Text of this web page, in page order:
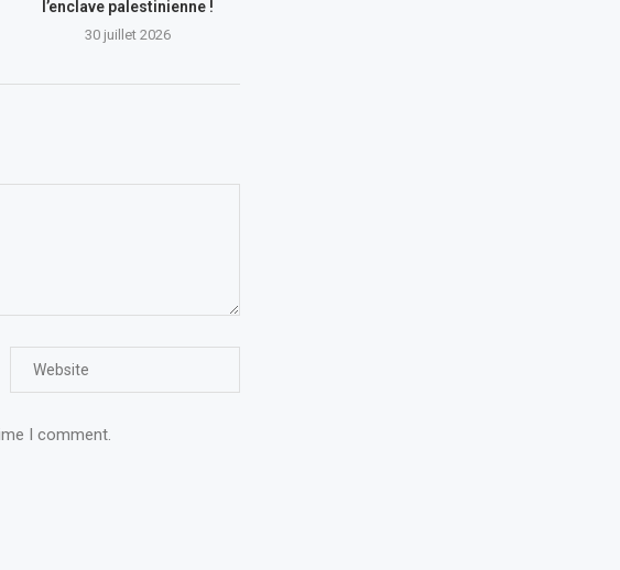
l’enclave palestinienne !
30 juillet 2026
I comment.